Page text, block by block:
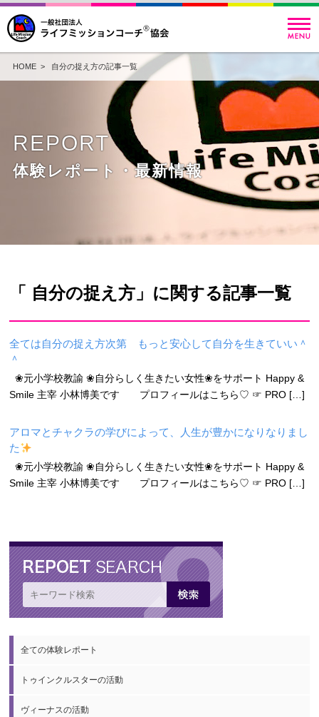
HOME> 自分の捉え方の記事一覧
REPORT
体験レポート・最新情報
「 自分の捉え方」に関する記事一覧
全ては自分の捉え方次第 もっと安心して自分を生きていい＾
＾
❀元小学校教諭 ❀自分らしく生きたい女性❀をサポート Happy &
Smile 主宰 小林博美です プロフィールはこちら♡ ☞ PRO […]
アロマとチャクラの学びによって、人生が豊かになりなりまし
た
❀元小学校教諭 ❀自分らしく生きたい女性❀をサポート Happy &
Smile 主宰 小林博美です プロフィールはこちら♡ ☞ PRO […]
全ての体験レポート
トゥインクルスターの活動
ヴィーナスの活動